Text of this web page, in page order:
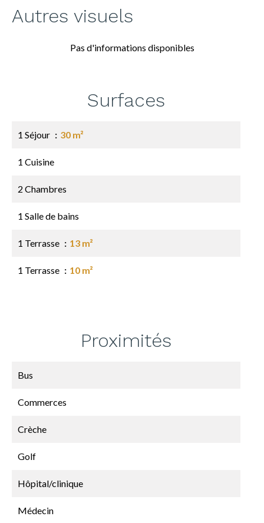
Autres visuels
Pas d'informations disponibles
Surfaces
1 Séjour 30 m²
1 Cuisine
2 Chambres
1 Salle de bains
1 Terrasse 13 m²
1 Terrasse 10 m²
Proximités
Bus
Commerces
Crèche
Golf
Hôpital/clinique
Médecin